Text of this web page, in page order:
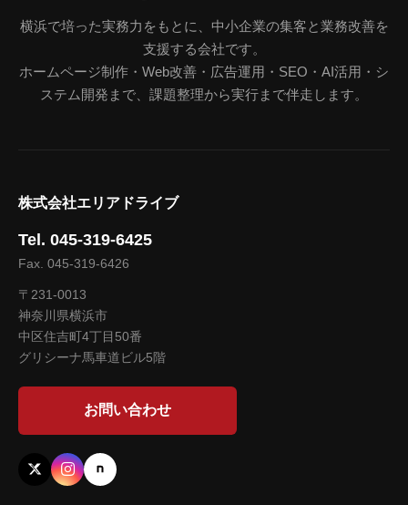
横浜で培った実務力をもとに、中小企業の集客と業務改善を
支援する会社です。
ホームページ制作・Web改善・広告運用・SEO・AI活用・シ
ステム開発まで、課題整理から実行まで伴走します。
株式会社エリアドライブ
Tel. 045-319-6425
Fax. 045-319-6426
〒231-0013
神奈川県横浜市
中区住吉町4丁目50番
グリシーナ馬車道ビル5階
お問い合わせ